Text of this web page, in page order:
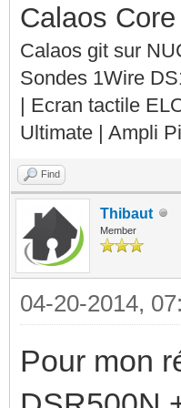
Calaos Core
Calaos git sur
Sondes 1Wire
| Ecran tactile
Ultimate | Ampli
Find
Thibaut
Member
04-20-2014,
Pour mon